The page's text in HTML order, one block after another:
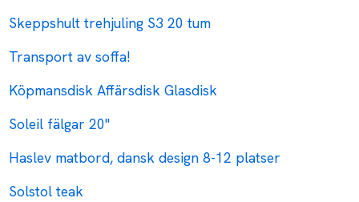
Skeppshult trehjuling S3 20 tum
Transport av soffa!
Köpmansdisk Affärsdisk Glasdisk
Soleil fälgar 20"
Haslev matbord, dansk design 8-12 platser
Solstol teak